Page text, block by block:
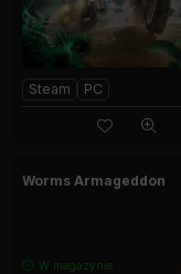
Steam PC
Worms Armageddon
W magazynie